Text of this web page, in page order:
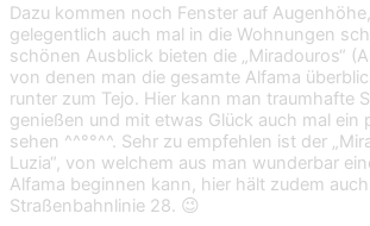
Dazu kommen noch Fenster auf
gelegentlich auch mal in die Wohnungen
schönen Ausblick bieten die „Miradouros“
von denen man die gesamte Alfama
runter zum Tejo. Hier kann man traumhafte
genießen und mit etwas Glück auch mal ein
sehen ^^°°^^. Sehr zu empfehlen ist der
Luzia“, von welchem aus man wunderbar
Alfama beginnen kann, hier hält zudem
Straßenbahnlinie 28. 😉